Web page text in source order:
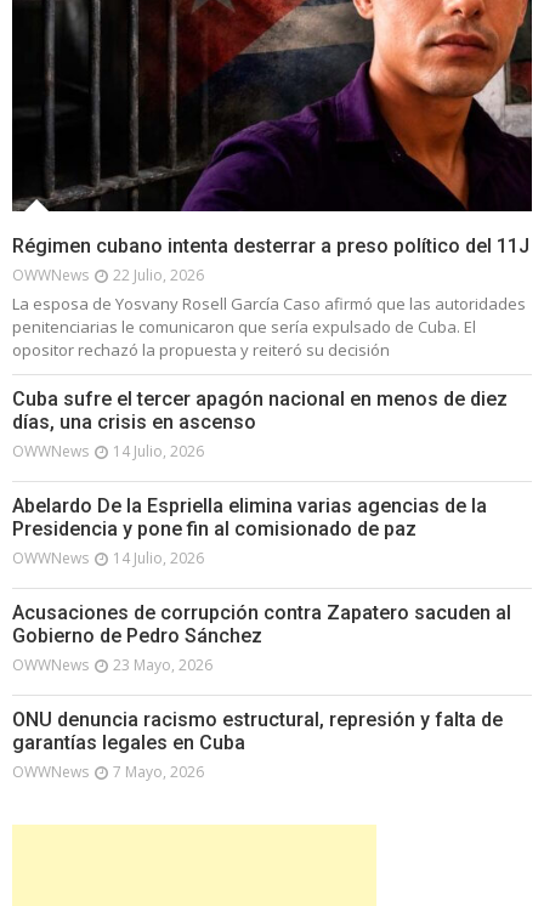
Régimen cubano intenta desterrar a preso político del 11J
OWWNews 22 Julio, 2026
La esposa de Yosvany Rosell García Caso afirmó que las autoridades
penitenciarias le comunicaron que sería expulsado de Cuba. El
opositor rechazó la propuesta y reiteró su decisión
Cuba sufre el tercer apagón nacional en menos de diez
días, una crisis en ascenso
OWWNews 14 Julio, 2026
Abelardo De la Espriella elimina varias agencias de la
Presidencia y pone fin al comisionado de paz
OWWNews 14 Julio, 2026
Acusaciones de corrupción contra Zapatero sacuden al
Gobierno de Pedro Sánchez
OWWNews 23 Mayo, 2026
ONU denuncia racismo estructural, represión y falta de
garantías legales en Cuba
OWWNews 7 Mayo, 2026